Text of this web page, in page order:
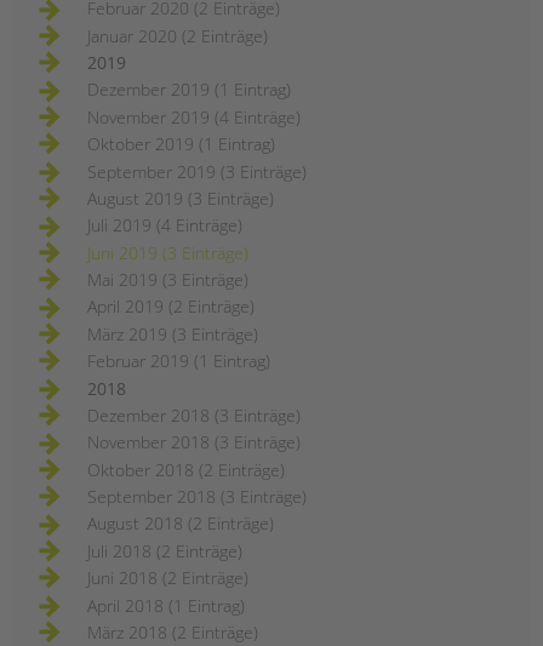
Februar 2020 (2 Einträge)
Januar 2020 (2 Einträge)
2019
Dezember 2019 (1 Eintrag)
November 2019 (4 Einträge)
Oktober 2019 (1 Eintrag)
September 2019 (3 Einträge)
August 2019 (3 Einträge)
Juli 2019 (4 Einträge)
Juni 2019 (3 Einträge)
Mai 2019 (3 Einträge)
April 2019 (2 Einträge)
März 2019 (3 Einträge)
Februar 2019 (1 Eintrag)
2018
Dezember 2018 (3 Einträge)
November 2018 (3 Einträge)
Oktober 2018 (2 Einträge)
September 2018 (3 Einträge)
August 2018 (2 Einträge)
Juli 2018 (2 Einträge)
Juni 2018 (2 Einträge)
April 2018 (1 Eintrag)
März 2018 (2 Einträge)